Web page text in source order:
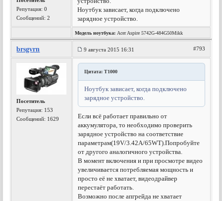
Репутация:0
Сообщений: 2
Ноутбук зависает, когда подключено
зарядное устройство.
Модель ноутбука: Acer Aspire 5742G-484G50Mikk
brsgvrn 9 августа 2015 16:31 #793
Посетитель
Репутация: 153
Сообщений: 1629
Цитата: T1000
Ноутбук зависает, когда подключено
зарядное устройство.
Если всё работает правильно от
аккумулятора, то необходимо проверить
зарядное устройство на соответствие
параметрам(19V/3.42A/65WT).Попробуйте
от другого аналогичного устройства.
В момент включения и при просмотре видео
увеличивается потребляемая мощность и
просто её не хватает, видеодрайвер
перестаёт работать.
Возможно после апгрейда не хватает